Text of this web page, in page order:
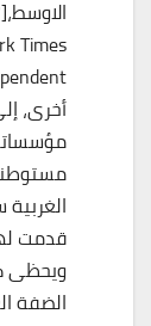
أخرى،
ويحظى
الضفة